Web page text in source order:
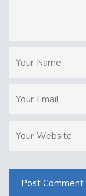
Post Comment